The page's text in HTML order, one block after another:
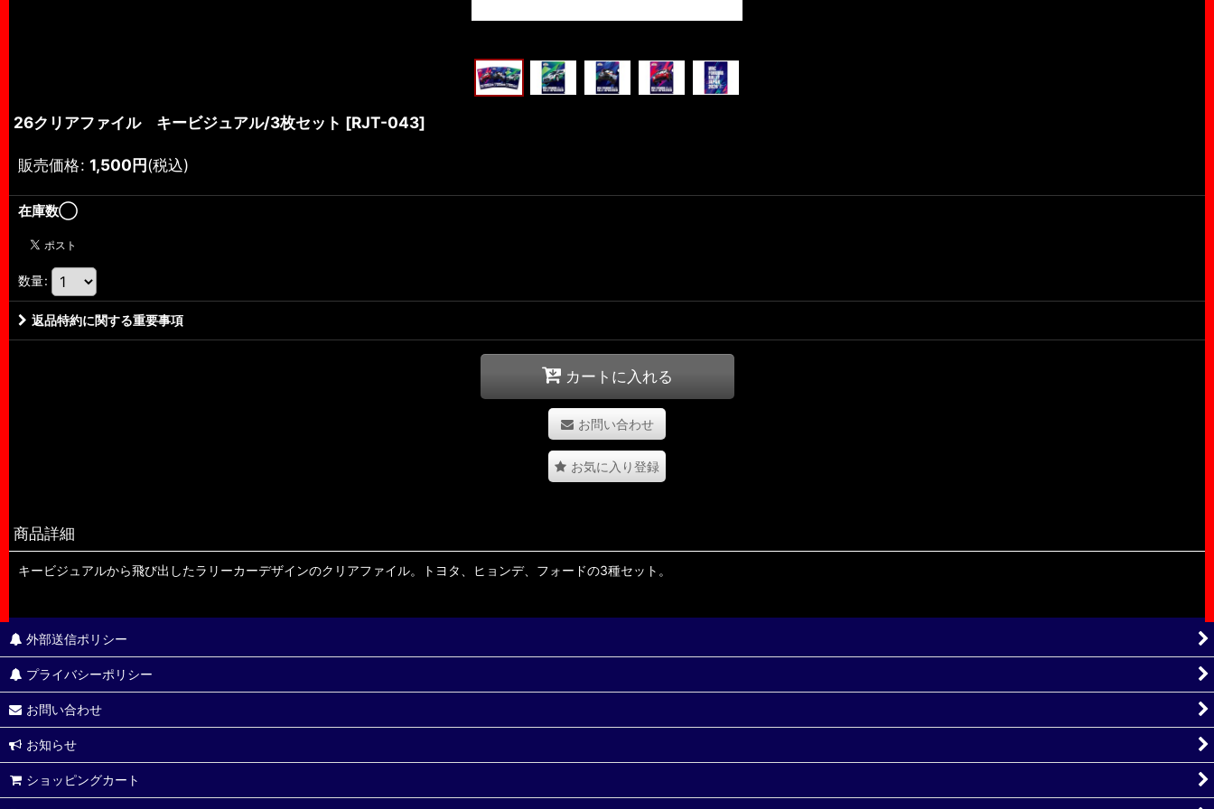
26クリアファイル キービジュアル/3枚セット [RJT-043]
販売価格: 1,500円(税込)
在庫数◯
数量:
返品特約に関する重要事項
カートに入れる
お問い合わせ
お気に入り登録
商品詳細
キービジュアルから飛び出したラリーカーデザインのクリアファイル。トヨタ、ヒョンデ、フォードの3種セット。
外部送信ポリシー
プライバシーポリシー
お問い合わせ
お知らせ
ショッピングカート